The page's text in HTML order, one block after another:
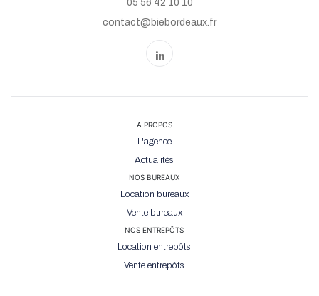
05 56 42 10 10
contact@biebordeaux.fr
A PROPOS
L'agence
Actualités
NOS BUREAUX
Location bureaux
Vente bureaux
NOS ENTREPÔTS
Location entrepôts
Vente entrepôts